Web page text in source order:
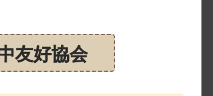
友好協会